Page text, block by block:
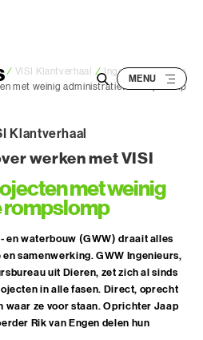
/ VISI Klantverhaal / Ingenieursbureaus
met weinig administratieve rompslomp
Klantverhaal
werken met VISI
met weinig
en waterbouw (GWW) draait alles
samenwerking. GWW Ingenieurs,
uit Dieren, zet zich al sinds
in alle fasen. Direct, oprecht
waar ze voor staan. Oprichter Jaap
Rik van Engen delen hun